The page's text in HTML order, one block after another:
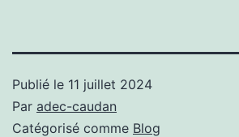
Publié le 11 juillet 2024
Par adec-caudan
Catégorisé comme Blog